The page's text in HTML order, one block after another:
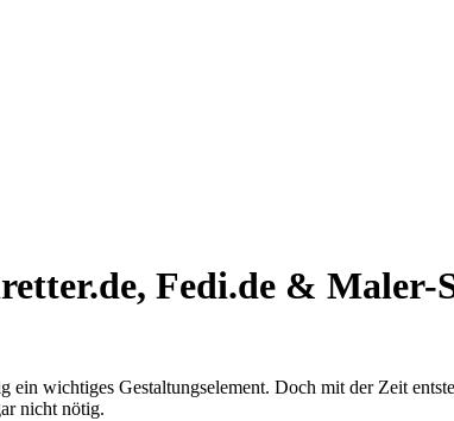
Fedi.de & Maler-
wichtiges Gestaltungselement. Doch mit der Zeit
nicht nötig.